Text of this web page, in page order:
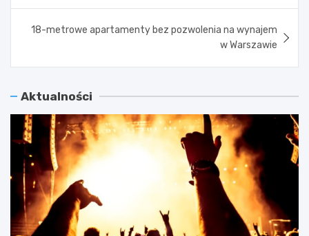
18-metrowe apartamenty bez pozwolenia na wynajem
w Warszawie
Aktualności